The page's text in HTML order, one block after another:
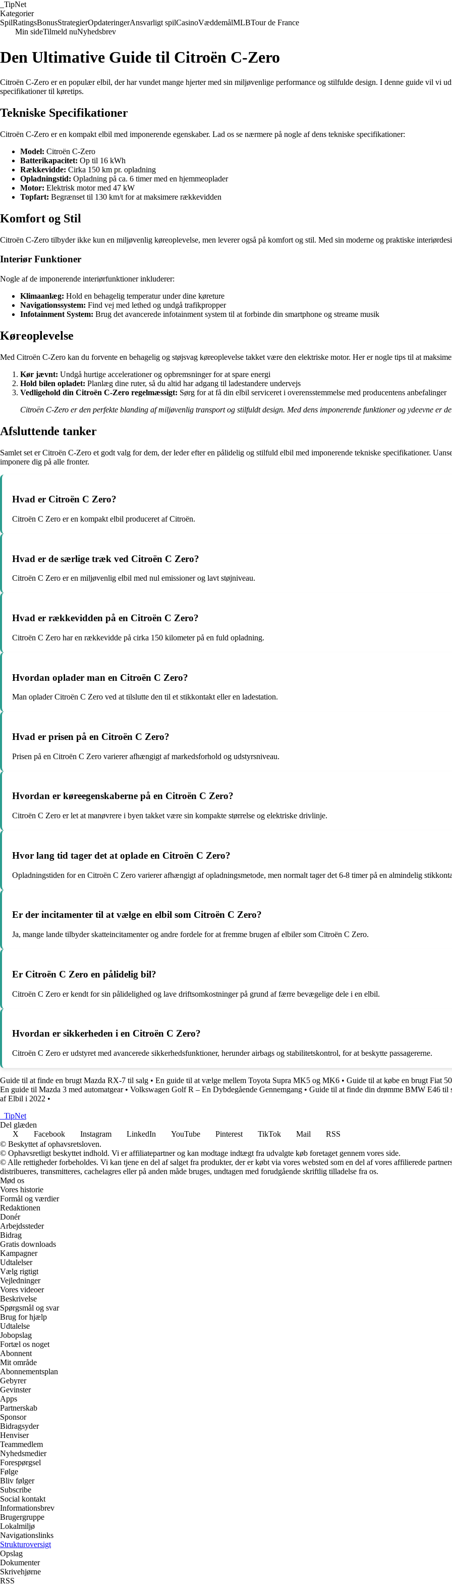
TipNet
Kategorier
SpilRatingsBonusStrategierOpdateringerAnsvarligt spilCasinoVæddemålMLBTour de France
Min sideTilmeld nuNyhedsbrev
Den Ultimative Guide til Citroën C-Zero
Citroën C-Zero er en populær elbil, der har vundet mange hjerter med sin miljøvenlige performance og stilfulde design. I denne guide vil vi
specifikationer til køretips.
Tekniske Specifikationer
Citroën C-Zero er en kompakt elbil med imponerende egenskaber. Lad os se nærmere på nogle af dens tekniske specifikationer:
Model: Citroën C-Zero
Batterikapacitet: Op til 16 kWh
Rækkevidde: Cirka 150 km pr. opladning
Opladningstid: Opladning på ca. 6 timer med en hjemmeoplader
Motor: Elektrisk motor med 47 kW
Topfart: Begrænset til 130 km/t for at maksimere rækkevidden
Komfort og Stil
Citroën C-Zero tilbyder ikke kun en miljøvenlig køreoplevelse, men leverer også på komfort og stil. Med sin moderne og praktiske
Interiør Funktioner
Nogle af de imponerende interiørfunktioner inkluderer:
Klimaanlæg: Hold en behagelig temperatur under dine køreture
Navigationssystem: Find vej med lethed og undgå trafikpropper
Infotainment System: Brug det avancerede infotainment system til at forbinde din smartphone og streame musik
Køreoplevelse
Med Citroën C-Zero kan du forvente en behagelig og støjsvag køreoplevelse takket være den elektriske motor. Her er nogle tips til at
Kør jævnt: Undgå hurtige accelerationer og opbremsninger for at spare energi
Hold bilen opladet: Planlæg dine ruter, så du altid har adgang til ladestandere undervejs
Vedligehold din Citroën C-Zero regelmæssigt: Sørg for at få din elbil serviceret i overensstemmelse med producentens anbefalinger
Citroën C-Zero er den perfekte blanding af miljøvenlig transport og stilfuldt design. Med dens imponerende funktioner og ydeevne er
Afsluttende tanker
Samlet set er Citroën C-Zero et godt valg for dem, der leder efter en pålidelig og stilfuld elbil med imponerende tekniske specifikationer.
imponere dig på alle fronter.
Hvad er Citroën C Zero?
Citroën C Zero er en kompakt elbil produceret af Citroën.
Hvad er de særlige træk ved Citroën C Zero?
Citroën C Zero er en miljøvenlig elbil med nul emissioner og lavt støjniveau.
Hvad er rækkevidden på en Citroën C Zero?
Citroën C Zero har en rækkevidde på cirka 150 kilometer på en fuld opladning.
Hvordan oplader man en Citroën C Zero?
Man oplader Citroën C Zero ved at tilslutte den til et stikkontakt eller en ladestation.
Hvad er prisen på en Citroën C Zero?
Prisen på en Citroën C Zero varierer afhængigt af markedsforhold og udstyrsniveau.
Hvordan er køreegenskaberne på en Citroën C Zero?
Citroën C Zero er let at manøvrere i byen takket være sin kompakte størrelse og elektriske drivlinje.
Hvor lang tid tager det at oplade en Citroën C Zero?
Opladningstiden for en Citroën C Zero varierer afhængigt af opladningsmetode, men normalt tager det 6-8 timer på en almindelig
Er der incitamenter til at vælge en elbil som Citroën C Zero?
Ja, mange lande tilbyder skatteincitamenter og andre fordele for at fremme brugen af elbiler som Citroën C Zero.
Er Citroën C Zero en pålidelig bil?
Citroën C Zero er kendt for sin pålidelighed og lave driftsomkostninger på grund af færre bevægelige dele i en elbil.
Hvordan er sikkerheden i en Citroën C Zero?
Citroën C Zero er udstyret med avancerede sikkerhedsfunktioner, herunder airbags og stabilitetskontrol, for at beskytte passagererne.
Guide til at finde en brugt Mazda RX-7 til salg • En guide til at vælge mellem Toyota Supra MK5 og MK6 • Guide til at købe en brugt Fiat
En guide til Mazda 3 med automatgear• Volkswagen Golf R – En Dybdegående Gennemgang • Guide til at finde din drømme BMW E46 til
af Elbil i 2022 •
TipNet
Del glæden
X
Facebook Instagram LinkedIn YouTube Pinterest TikTok Mail
RSS
© Beskyttet af ophavsretsloven.
© Ophavsretligt beskyttet indhold. Vi er affiliatepartner og kan modtage indtægt fra udvalgte køb foretaget gennem vores side.
© Alle rettigheder forbeholdes. Vi kan tjene en del af salget fra produkter, der er købt via vores websted som en del af vores affilierede
distribueres, transmitteres, cachelagres eller på anden måde bruges, undtagen med forudgående skriftlig tilladelse fra os.
Mød os
Vores historie
Formål og værdier
Redaktionen
Donér
Arbejdssteder
Bidrag
Gratis downloads
Kampagner
Udtalelser
Vælg rigtigt
Vejledninger
Vores videoer
Beskrivelse
Spørgsmål og svar
Brug for hjælp
Udtalelse
Jobopslag
Fortæl os noget
Abonnent
Mit område
Abonnementsplan
Gebyrer
Gevinster
Apps
Partnerskab
Sponsor
Bidragsyder
Henviser
Teammedlem
Nyhedsmedier
Forespørgsel
Følge
Bliv følger
Subscribe
Social kontakt
Informationsbrev
Brugergruppe
Lokalmiljø
Navigationslinks
Strukturoversigt
Opslag
Dokumenter
Skrivehjørne
RSS